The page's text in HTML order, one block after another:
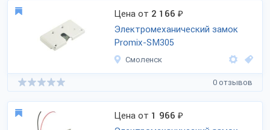
Цена от 2 166 ₽
Электромеханический замок
Promix-SM305
Смоленск
0 отзывов
Цена от 1 966 ₽